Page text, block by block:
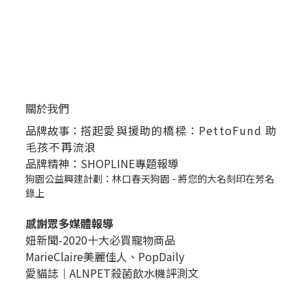
關於我們
品牌故事： 搭起愛與援助的橋樑：PettoFund 助
毛孩不再流浪
品牌精神：SHOPLINE專題報導
狗園公益興建計劃：林口春天狗園 - 將您的大名刻印在芳名
錄上
感謝眾多媒體報導
妞新聞-2020十大必買寵物商品
MarieClaire美麗佳人、 PopDaily
愛貓誌｜ALNPET殺菌飲水機評測文